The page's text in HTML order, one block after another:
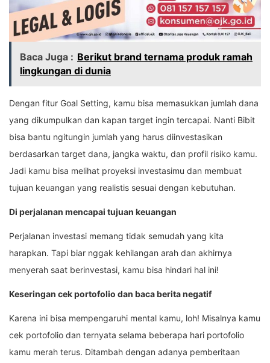
Baca Juga : Berikut brand ternama produk ramah
lingkungan di dunia
Dengan fitur Goal Setting, kamu bisa memasukkan jumlah dana
yang dikumpulkan dan kapan target ingin tercapai. Nanti Bibit
bisa bantu ngitungin jumlah yang harus diinvestasikan
berdasarkan target dana, jangka waktu, dan profil risiko kamu.
Jadi kamu bisa melihat proyeksi investasimu dan membuat
tujuan keuangan yang realistis sesuai dengan kebutuhan.
Di perjalanan mencapai tujuan keuangan
Perjalanan investasi memang tidak semudah yang kita
harapkan. Tapi biar nggak kehilangan arah dan akhirnya
menyerah saat berinvestasi, kamu bisa hindari hal ini!
Keseringan cek portofolio dan baca berita negatif
Karena ini bisa mempengaruhi mental kamu, loh! Misalnya kamu
cek portofolio dan ternyata selama beberapa hari portofolio
kamu merah terus. Ditambah dengan adanya pemberitaan